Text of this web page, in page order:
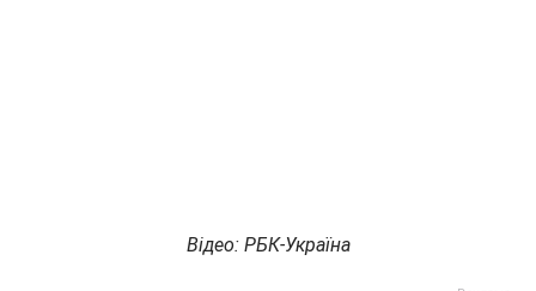
Відео: РБК-Україна